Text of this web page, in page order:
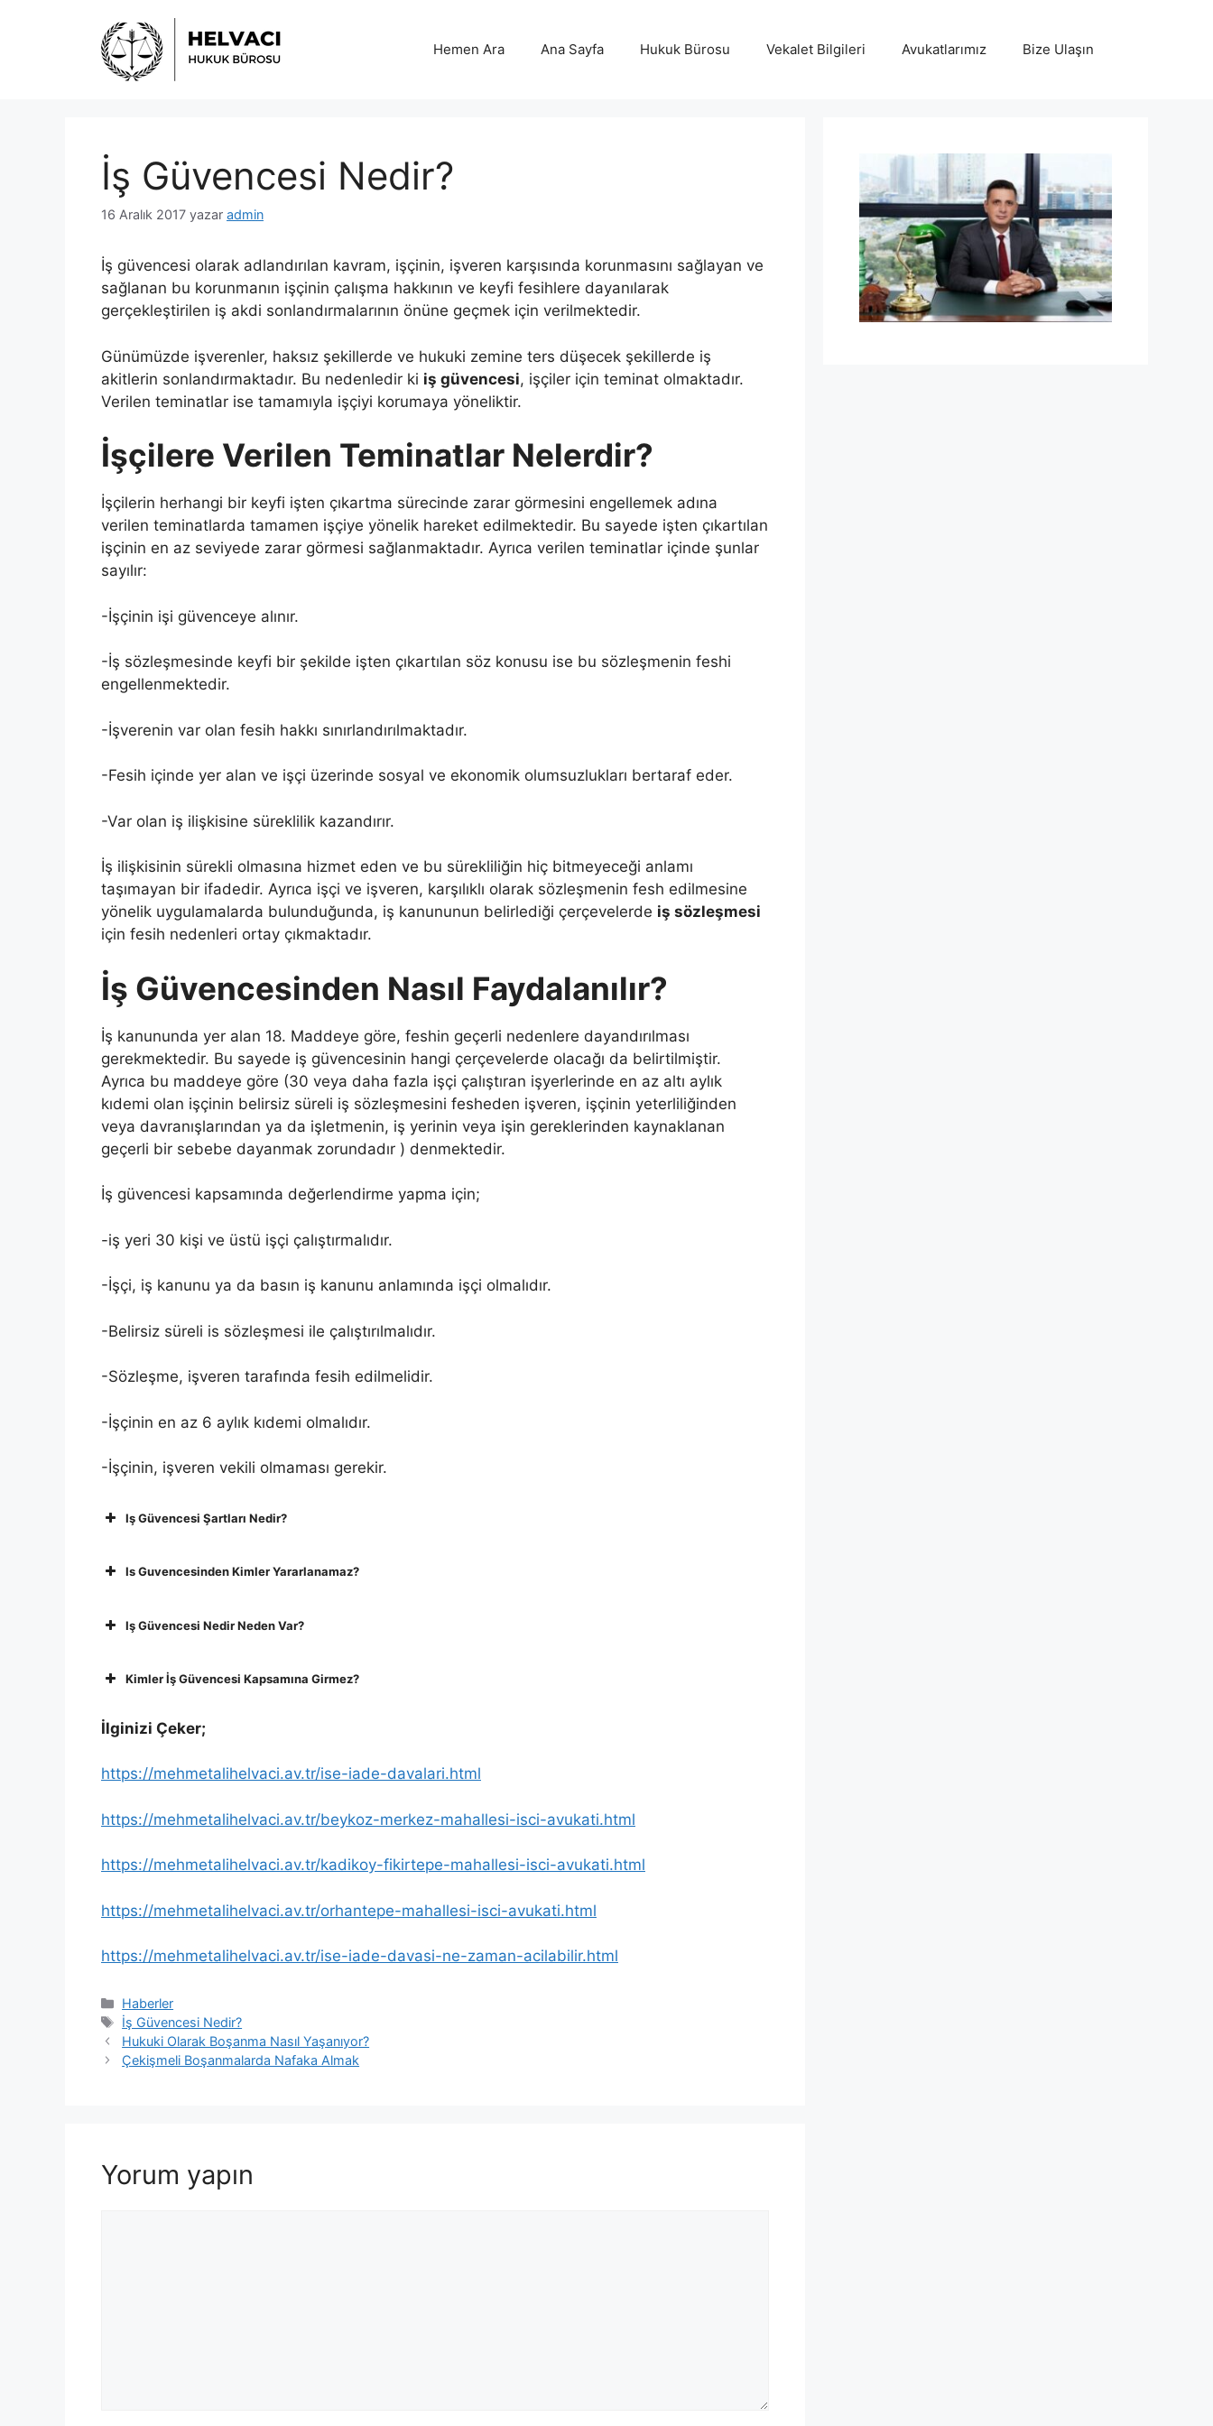
Hemen Ara Ana Sayfa Hukuk Bürosu Vekalet Bilgileri Avukatlarımız Bize Ulaşın
İş Güvencesi Nedir?
16 Aralık 2017 yazar admin
İş güvencesi olarak adlandırılan kavram, işçinin, işveren karşısında korunmasını sağlayan ve
sağlanan bu korunmanın işçinin çalışma hakkının ve keyfi fesihlere dayanılarak
gerçekleştirilen iş akdi sonlandırmalarının önüne geçmek için verilmektedir.
Günümüzde işverenler, haksız şekillerde ve hukuki zemine ters düşecek şekillerde iş
akitlerin sonlandırmaktadır. Bu nedenledir ki iş güvencesi, işçiler için teminat olmaktadır.
Verilen teminatlar ise tamamıyla işçiyi korumaya yöneliktir.
İşçilere Verilen Teminatlar Nelerdir?
İşçilerin herhangi bir keyfi işten çıkartma sürecinde zarar görmesini engellemek adına
verilen teminatlarda tamamen işçiye yönelik hareket edilmektedir. Bu sayede işten çıkartılan
işçinin en az seviyede zarar görmesi sağlanmaktadır. Ayrıca verilen teminatlar içinde şunlar
sayılır:
-İşçinin işi güvenceye alınır.
-İş sözleşmesinde keyfi bir şekilde işten çıkartılan söz konusu ise bu sözleşmenin feshi
engellenmektedir.
-İşverenin var olan fesih hakkı sınırlandırılmaktadır.
-Fesih içinde yer alan ve işçi üzerinde sosyal ve ekonomik olumsuzlukları bertaraf eder.
-Var olan iş ilişkisine süreklilik kazandırır.
İş ilişkisinin sürekli olmasına hizmet eden ve bu sürekliliğin hiç bitmeyeceği anlamı
taşımayan bir ifadedir. Ayrıca işçi ve işveren, karşılıklı olarak sözleşmenin fesh edilmesine
yönelik uygulamalarda bulunduğunda, iş kanununun belirlediği çerçevelerde iş sözleşmesi
için fesih nedenleri ortay çıkmaktadır.
İş Güvencesinden Nasıl Faydalanılır?
İş kanununda yer alan 18. Maddeye göre, feshin geçerli nedenlere dayandırılması
gerekmektedir. Bu sayede iş güvencesinin hangi çerçevelerde olacağı da belirtilmiştir.
Ayrıca bu maddeye göre (30 veya daha fazla işçi çalıştıran işyerlerinde en az altı aylık
kıdemi olan işçinin belirsiz süreli iş sözleşmesini fesheden işveren, işçinin yeterliliğinden
veya davranışlarından ya da işletmenin, iş yerinin veya işin gereklerinden kaynaklanan
geçerli bir sebebe dayanmak zorundadır ) denmektedir.
İş güvencesi kapsamında değerlendirme yapma için;
-iş yeri 30 kişi ve üstü işçi çalıştırmalıdır.
-İşçi, iş kanunu ya da basın iş kanunu anlamında işçi olmalıdır.
-Belirsiz süreli is sözleşmesi ile çalıştırılmalıdır.
-Sözleşme, işveren tarafında fesih edilmelidir.
-İşçinin en az 6 aylık kıdemi olmalıdır.
-İşçinin, işveren vekili olmaması gerekir.
Iş Güvencesi Şartları Nedir?
Is Guvencesinden Kimler Yararlanamaz?
Iş Güvencesi Nedir Neden Var?
Kimler İş Güvencesi Kapsamına Girmez?
İlginizi Çeker;
https://mehmetalihelvaci.av.tr/ise-iade-davalari.html
https://mehmetalihelvaci.av.tr/beykoz-merkez-mahallesi-isci-avukati.html
https://mehmetalihelvaci.av.tr/kadikoy-fikirtepe-mahallesi-isci-avukati.html
https://mehmetalihelvaci.av.tr/orhantepe-mahallesi-isci-avukati.html
https://mehmetalihelvaci.av.tr/ise-iade-davasi-ne-zaman-acilabilir.html
Kategoriler
Haberler
Etiketler
İş Güvencesi Nedir?
Hukuki Olarak Boşanma Nasıl Yaşanıyor?
Çekişmeli Boşanmalarda Nafaka Almak
Yorum yapın